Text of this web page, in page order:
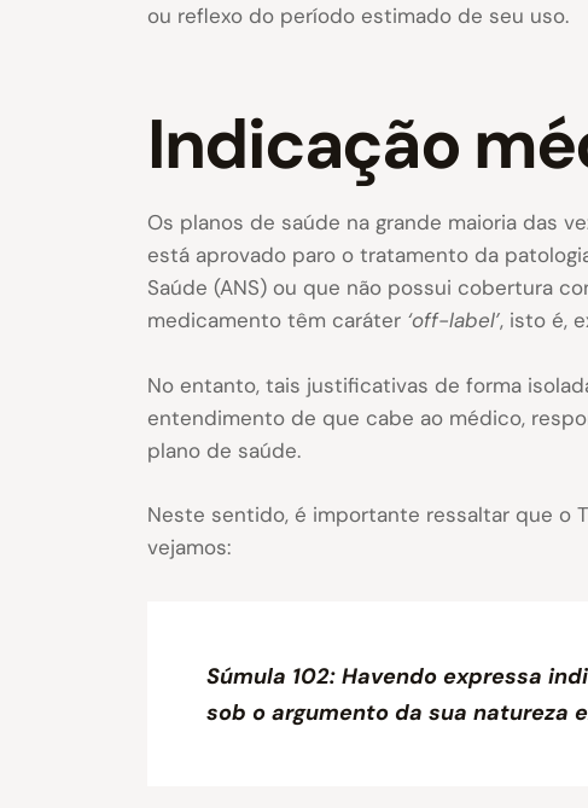
ou reflexo do período estimado de seu uso.
Indicação
Os planos de saúde na grande maioria das
está aprovado paro o tratamento da
Saúde (ANS) ou que não possui cobertura
medicamento têm caráter ‘off-label’, isto é,
No entanto, tais justificativas de forma
entendimento de que cabe ao médico,
plano de saúde.
Neste sentido, é importante ressaltar que o
vejamos:
Súmula 102: Havendo expressa
sob o argumento da sua natureza